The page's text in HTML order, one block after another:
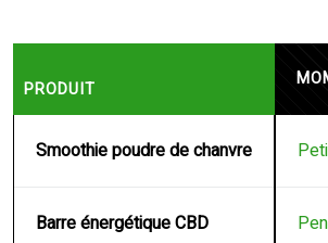
PRODUIT
Smoothie poudre de chanvre
Barre énergétique CBD